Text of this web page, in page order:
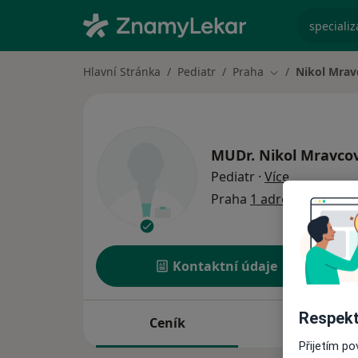
Hlavní Stránka Pediatr Praha Změna města
Nikol
MUDr. Nikol
Pediatr · Víceo
Praha 1 adresa
Kontaktní údaje
Ceník Adresy
Přijetím